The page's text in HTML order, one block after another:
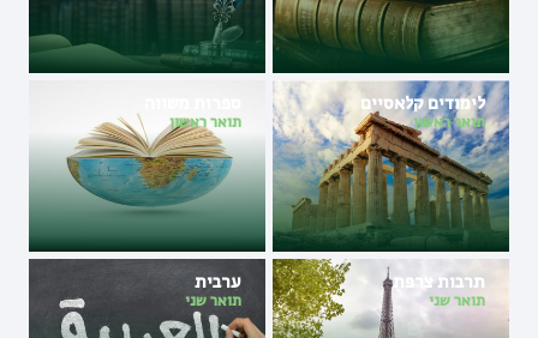
לימודים קלאסיים
תואר ראשון תואר ראשון
תרבות צרפת
תואר שני
ערבית
תואר שני